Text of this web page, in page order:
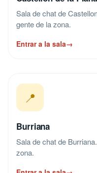
Sala de chat de
gente de la zona.
Entrar a la sala→
📍
Burriana
Sala de chat de
zona.